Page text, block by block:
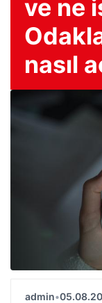
ve ne
nasıl
admin•